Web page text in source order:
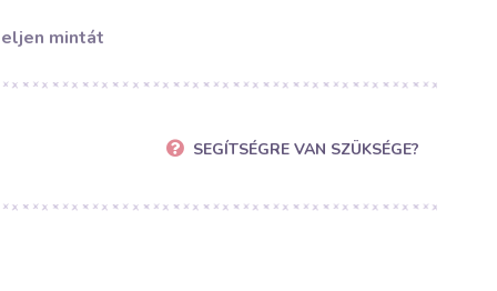
mintát
SEGÍTSÉGRE VAN SZÜKSÉGE?